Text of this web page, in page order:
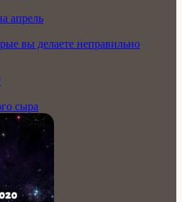
апрель
вы делаете неправильно
сыра